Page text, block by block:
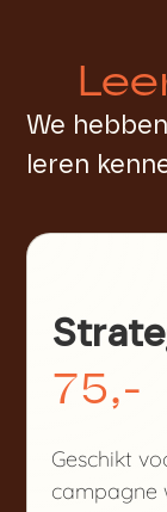
We
leren
75,-
Geschikt
campagne